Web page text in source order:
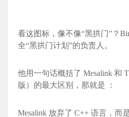
看这图标，像不像“黑拱门”？
全“黑拱门计划”的负责人。
他用一句话概括了 Mesalink 和
版）的最大区别，那就是 ：
Mesalink 放弃了 C++ 语言，而